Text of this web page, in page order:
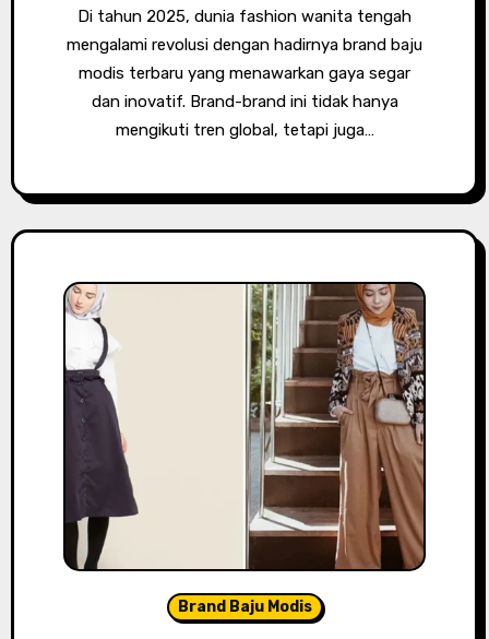
Di tahun 2025, dunia fashion wanita tengah
mengalami revolusi dengan hadirnya brand baju
modis terbaru yang menawarkan gaya segar
dan inovatif. Brand-brand ini tidak hanya
mengikuti tren global, tetapi juga…
Brand Baju Modis